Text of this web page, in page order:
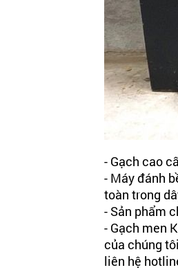
- Gạch cao
- Máy đánh
toàn trong
- Sản phẩm
- Gạch men
của chúng
liên hệ